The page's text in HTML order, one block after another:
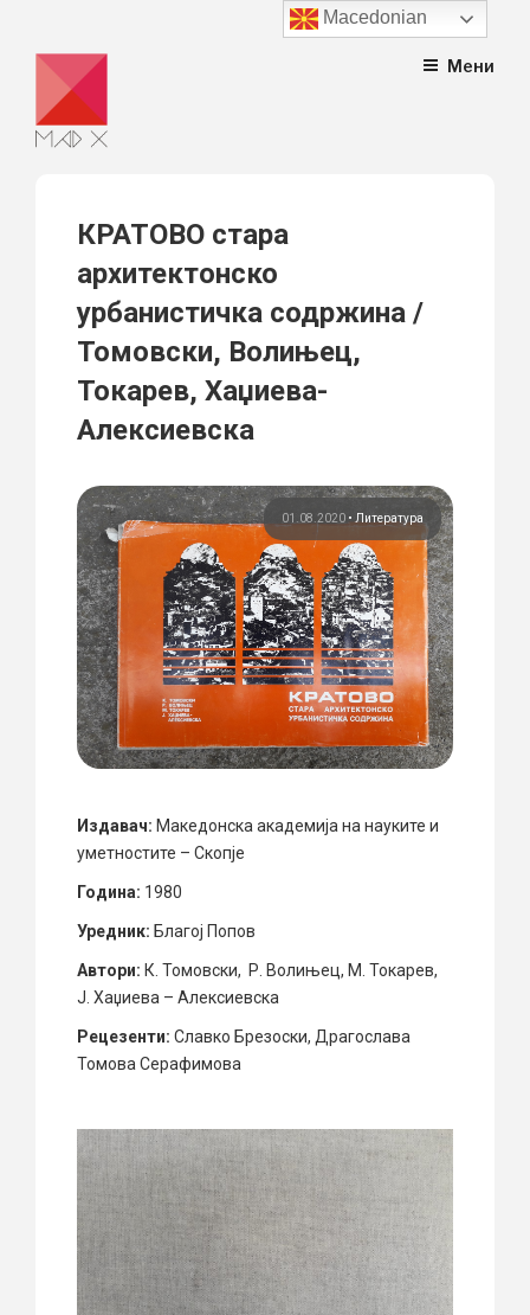
content
Мени
КРАТОВО стара
архитектонско
урбанистичка содржина /
Томовски, Волињец,
Токарев, Хаџиева-
Алексиевска
01.08.2020 • Литература
Издавач: Македонска академија на науките и
уметностите – Скопје
Година: 1980
Уредник: Благој Попов
Автори: К. Томовски, Р. Волињец, М. Токарев,
Ј. Хаџиева – Алексиевска
Рецезенти: Славко Брезоски, Драгослава
Томова Серафимова
Macedonian